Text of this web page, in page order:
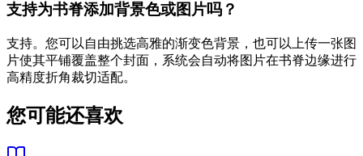
支持为书脊添加背景色或图片吗？
支持。您可以自由挑选高雅的渐变色背景，也可以上传一张图
片使其平铺覆盖整个封面，系统会自动将图片在书脊边缘进行
高精度折角裁切适配。
您可能还喜欢